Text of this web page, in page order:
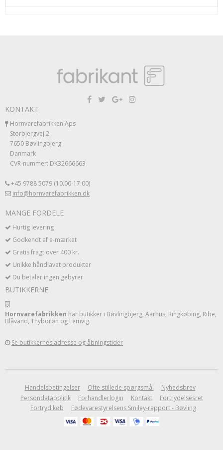
KONTAKT
Hornvarefabrikken Aps
Storbjergvej 2
7650 Bøvlingbjerg
Danmark
CVR-nummer: DK32666663
+45 9788 5079 (10.00-17.00)
info@hornvarefabrikken.dk
MANGE FORDELE
Hurtig levering
Godkendt af e-mærket
Gratis fragt over 400 kr.
Unikke håndlavet produkter
Du betaler ingen gebyrer
BUTIKKERNE
Hornvarefabrikken har butikker i Bøvlingbjerg, Aarhus, Ringkøbing, Ribe,
Blåvand, Thyborøn og Lemvig.
Se butikkernes adresse og åbningstider
Handelsbetingelser Ofte stillede spørgsmål
Nyhedsbrev
Persondatapolitik
Forhandlerlogin Kontakt
Fortrydelsesret
Fortryd køb
Fødevarestyrelsens Smiley-rapport - Bøvling